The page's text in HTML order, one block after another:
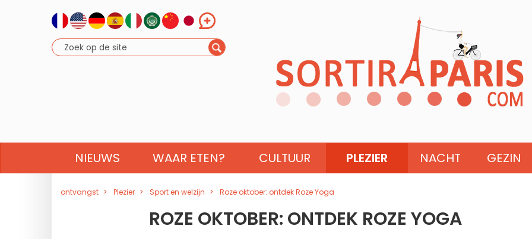
NIEUWS WAAR ETEN? CULTUUR PLEZIER NACHT GEZIN
ontvangst Plezier Sport en welzijn Roze oktober: ontdek Roze Yoga
ROZE OKTOBER: ONTDEK ROZE YOGA